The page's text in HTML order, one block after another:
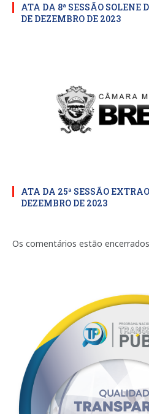
ATA DA 8ª SESSÃO SOLENE
DE DEZEMBRO DE 2023
ATA DA 25ª SESSÃO
DEZEMBRO DE 2023
Os comentários estão